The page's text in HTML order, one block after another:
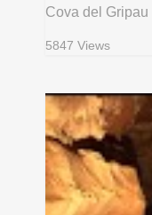
Cova del Gripau
5847 Views